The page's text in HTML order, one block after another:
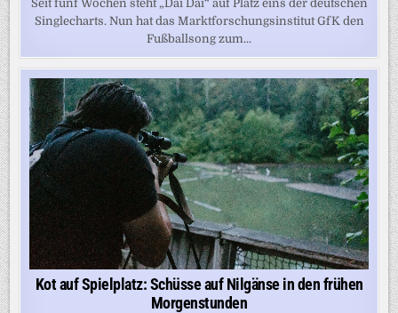
Seit fünf Wochen steht „Dai Dai“ auf Platz eins der deutschen
Singlecharts. Nun hat das Marktforschungsinstitut GfK den
Fußballsong zum...
Kot auf Spielplatz: Schüsse auf Nilgänse in den frühen
Morgenstunden